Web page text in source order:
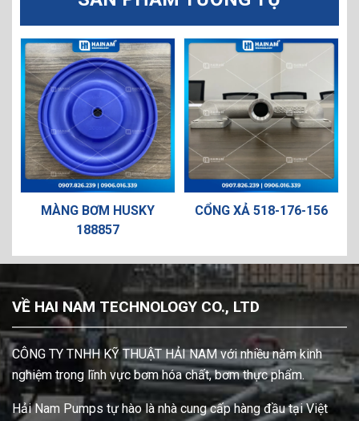
HUSKY
CỔNG XẢ 518-176-156 CỔNG HÚT
VỀ HAI NAM TECHNOLOGY CO., LTD
CÔNG TY TNHH KỸ THUẬT HẢI NAM với nhiều năm kinh
nghiệm trong lĩnh vực bơm hóa chất, bơm thực phẩm.
Hải Nam Pumps tự hào là nhà cung cấp hàng đầu tại Việt